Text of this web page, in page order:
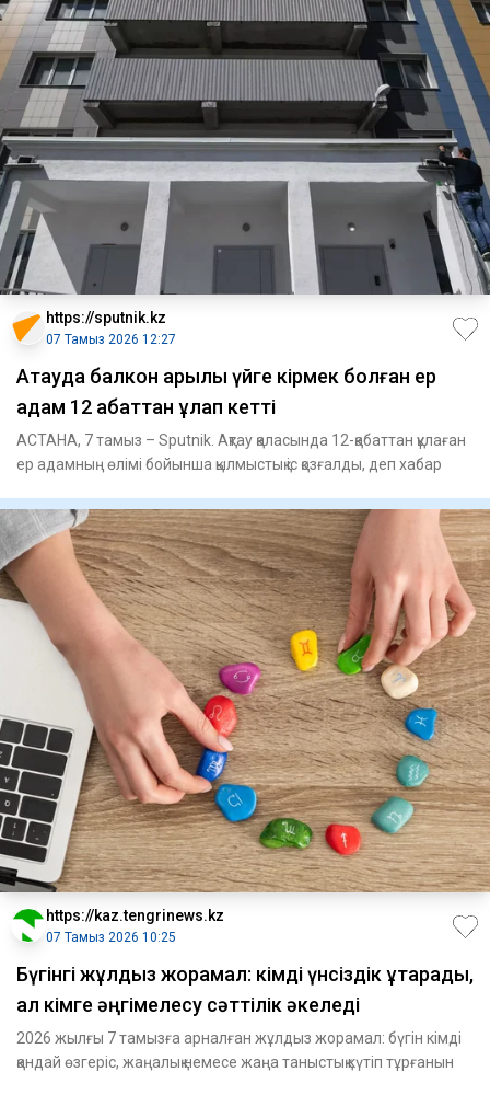
https://sputnik.kz
07 Тамыз 2026 12:27
Ақтауда балкон арқылы үйге кірмек болған ер
адам 12 қабаттан құлап кетті
АСТАНА, 7 тамыз – Sputnik. Ақтау қаласында 12-қабаттан құлаған
ер адамның өлімі бойынша қылмыстық іс қозғалды, деп хабар
https://kaz.tengrinews.kz
07 Тамыз 2026 10:25
Бүгінгі жұлдыз жорамал: кімді үнсіздік құтқарады,
ал кімге әңгімелесу сәттілік әкеледі
2026 жылғы 7 тамызға арналған жұлдыз жорамал: бүгін кімді
қандай өзгеріс, жаңалық немесе жаңа таныстық күтіп тұрғанын